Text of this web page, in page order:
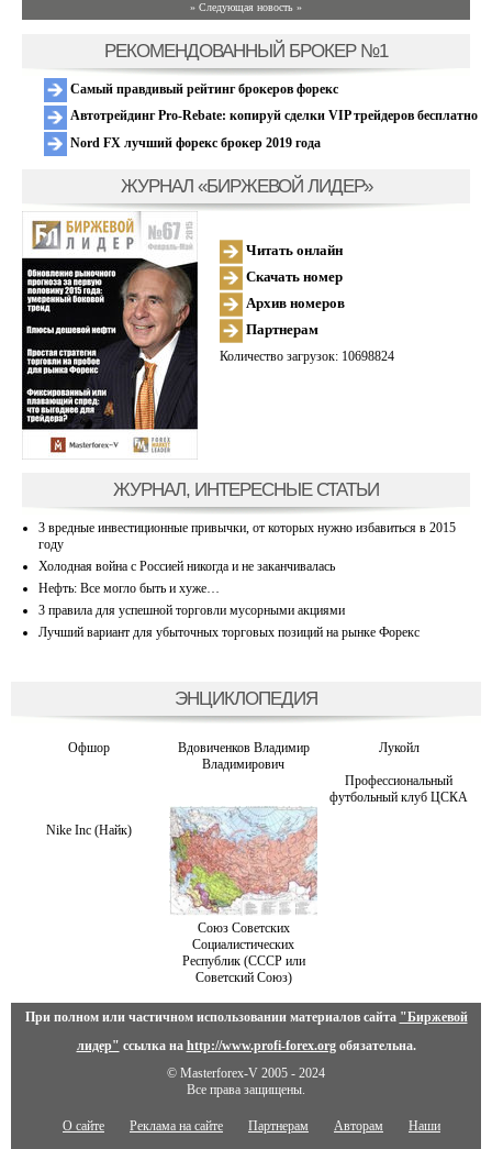
» Следующая новость »
РЕКОМЕНДОВАННЫЙ БРОКЕР №1
Самый правдивый рейтинг брокеров форекс
Автотрейдинг Pro-Rebate: копируй сделки VIP трейдеров бесплатно
Nord FX лучший форекс брокер 2019 года
ЖУРНАЛ «БИРЖЕВОЙ ЛИДЕР»
Читать онлайн
Скачать номер
Архив номеров
Партнерам
Количество загрузок: 10698824
ЖУРНАЛ, ИНТЕРЕСНЫЕ СТАТЬИ
3 вредные инвестиционные привычки, от которых нужно избавиться в 2015
году
Холодная война с Россией никогда и не заканчивалась
Нефть: Все могло быть и хуже…
3 правила для успешной торговли мусорными акциями
Лучший вариант для убыточных торговых позиций на рынке Форекс
ЭНЦИКЛОПЕДИЯ
Офшор
Вдовиченков Владимир
Владимирович
Лукойл
Профессиональный
футбольный клуб ЦСКА
Nike Inc (Найк)
Союз Советских
Социалистических
Республик (СССР или
Советский Союз)
При полном или частичном использовании материалов сайта "Биржевой
лидер" ссылка на http://www.profi-forex.orgобязательна.
© Masterforex-V 2005 - 2024
Все права защищены.
О сайте Реклама на сайте Партнерам Авторам Наши